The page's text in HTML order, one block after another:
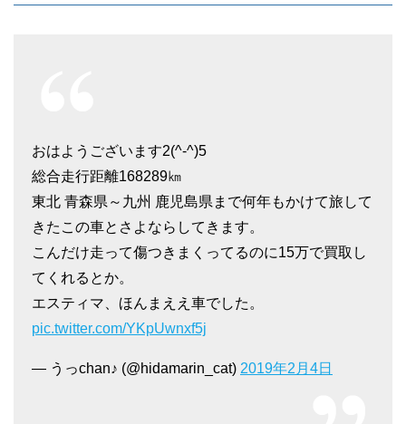
おはようございます2(^-^)5
総合走行距離168289㎞
東北 青森県～九州 鹿児島県まで何年もかけて旅して
きたこの車とさよならしてきます。
こんだけ走って傷つきまくってるのに15万で買取し
てくれるとか。
エスティマ、ほんまええ車でした。
pic.twitter.com/YKpUwnxf5j
— うっchan♪ (@hidamarin_cat) 2019年2月4日